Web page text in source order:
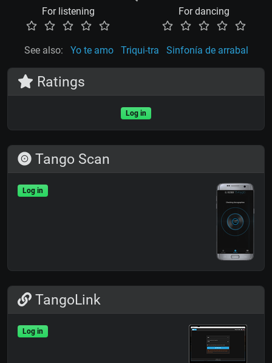
For listening For dancing
See also: Yo te amo Triqui-tra Sinfonía de arrabal
Ratings
Log in
Tango Scan
Log in
TangoLink
Log in